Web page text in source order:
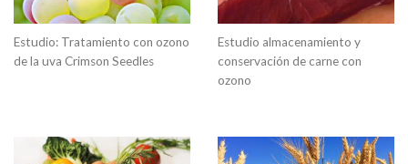
Estudio: Tratamiento con ozono
de la uva Crimson Seedles
Estudio almacenamiento y
conservación de carne con
ozono